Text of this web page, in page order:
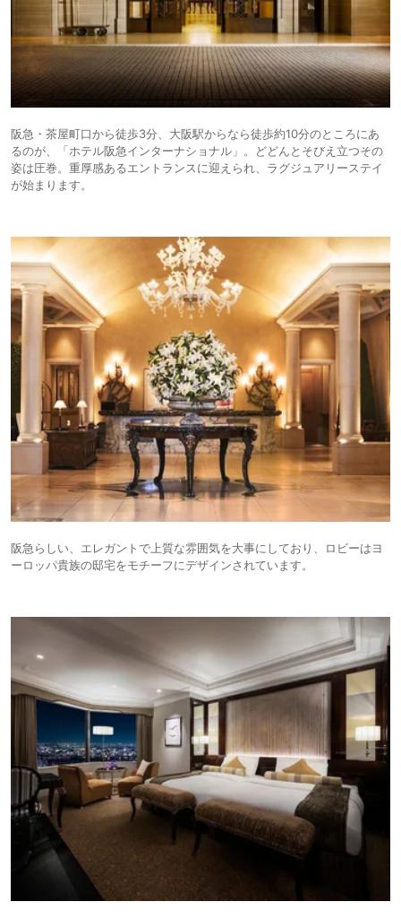
阪急・茶屋町口から徒歩3分、大阪駅からなら徒歩約10分のところにあ
るのが、「ホテル阪急インターナショナル」。どどんとそびえ立つその
姿は圧巻。重厚感あるエントランスに迎えられ、ラグジュアリーステイ
が始まります。
阪急らしい、エレガントで上質な雰囲気を大事にしており、ロビーはヨ
ーロッパ貴族の邸宅をモチーフにデザインされています。